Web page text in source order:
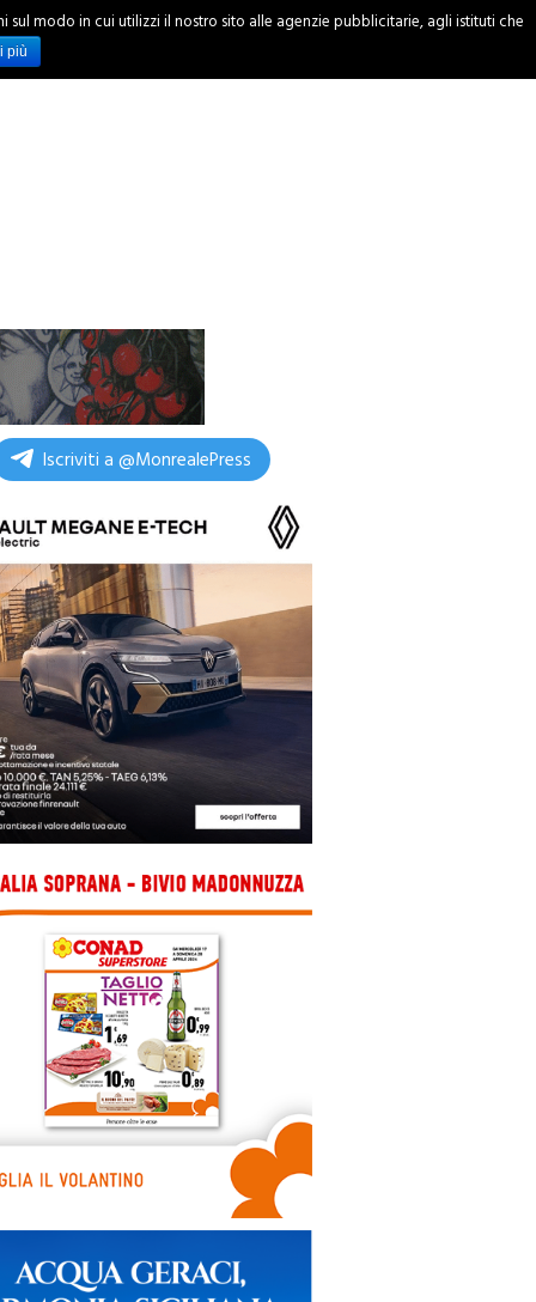
INCHIESTE
Iscriviti a @MonrealePress
modo in cui utilizzi il nostro sito alle agenzie pubblicitarie, agli istituti che
più